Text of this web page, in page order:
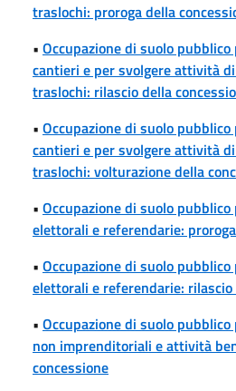
traslochi: proroga della
• Occupazione di suolo
cantieri e per svolgere attività
traslochi: rilascio della
• Occupazione di suolo
cantieri e per svolgere attività
traslochi: volturazione della
• Occupazione di suolo
elettorali e referendarie:
• Occupazione di suolo
elettorali e referendarie: rilascio
• Occupazione di suolo
non imprenditoriali e attività
concessione